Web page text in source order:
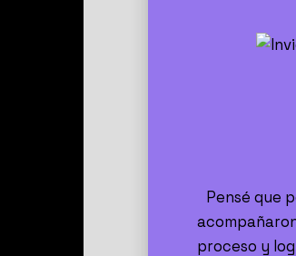
Pensé que
proceso y